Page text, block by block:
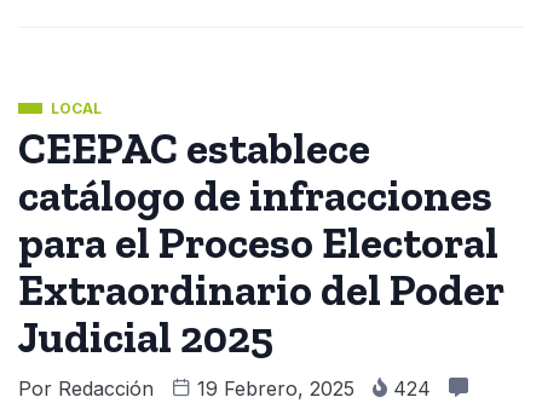
LOCAL
CEEPAC establece
catálogo de infracciones
para el Proceso Electoral
Extraordinario del Poder
Judicial 2025
Por Redacción 19 Febrero, 2025
424